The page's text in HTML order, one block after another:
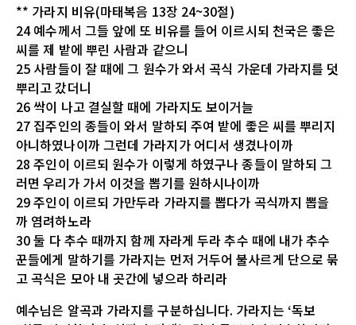
** 가라지 비유(마태복음 13장 24~30절)
24 예수께서 그들 앞에 또 비유를 들어 이르시되 천국은 좋은
씨를 제 밭에 뿌린 사람과 같으니
25 사람들이 잘 때에 그 원수가 와서 곡식 가운데 가라지를 덧
뿌리고 갔더니
26 싹이 나고 결실할 때에 가라지도 보이거늘
27 집주인의 종들이 와서 말하되 주여 밭에 좋은 씨를 뿌리지
아니하였나이까 그런데 가라지가 어디서 생겼나이까
28 주인이 이르되 원수가 이렇게 하였구나 종들이 말하되 그
러면 우리가 가서 이것을 뽑기를 원하시나이까
29 주인이 이르되 가만두라 가라지를 뽑다가 곡식까지 뽑을
까 염려하노라
30 둘 다 추수 때까지 함께 자라게 두라 추수 때에 내가 추수
꾼들에게 말하기를 가라지는 먼저 거두어 불사르게 단으로 묶
고 곡식은 모아 내 곳간에 넣으라 하리라
예수님은 알곡과 가라지를 구분하십니다. 가라지는 ‘독보